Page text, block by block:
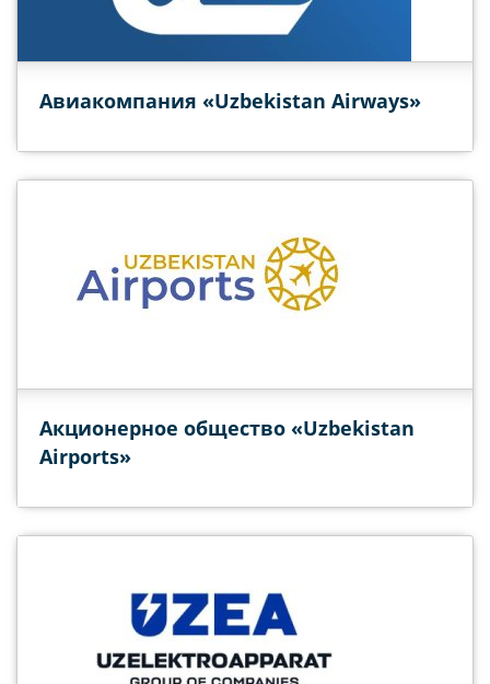
Авиакомпания «Uzbekistan Airways»
Акционерное общество «Uzbekistan
Airports»